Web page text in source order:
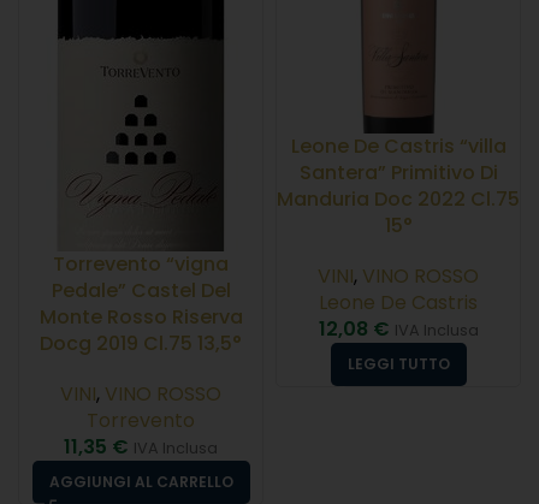
Torrevento “vigna
Pedale” Castel Del
Monte Rosso Riserva
Docg 2019 Cl.75 13,5°
VINI, VINO ROSSO
Torrevento
11,35 € IVA Inclusa
AGGIUNGI AL CARRELLO
Leone De Castris “villa
Santera” Primitivo Di
Manduria Doc 2022 Cl.75
15°
VINI, VINO ROSSO
Leone De Castris
12,08 € IVA Inclusa
LEGGI TUTTO